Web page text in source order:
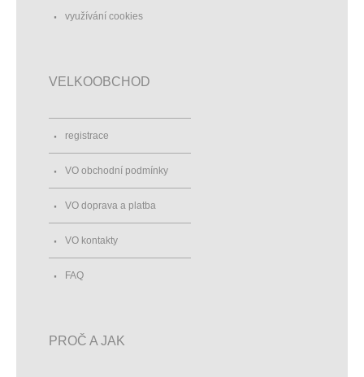
využívání cookies
VELKOOBCHOD
registrace
VO obchodní podmínky
VO doprava a platba
VO kontakty
FAQ
PROČ A JAK